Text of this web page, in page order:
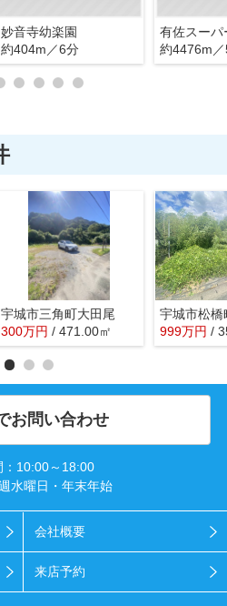
妙音寺幼楽園
約404m／6分
有佐スーパ
約4476m
宇城市三角町大田尾
300万円 / 471.00㎡
宇城市松橋
999万円 /
お問い合わせ
：10:00～18:00
水曜日・年末年始
会社概要
来店予約